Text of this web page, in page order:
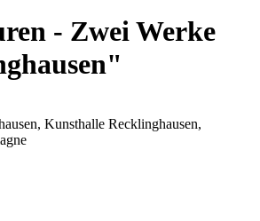
- Zwei Werke
Kunsthalle Recklinghausen,